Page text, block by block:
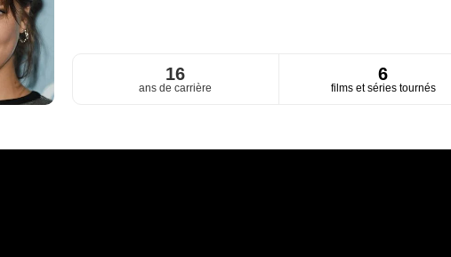
16
ans de carrière
6
films et séries tournés